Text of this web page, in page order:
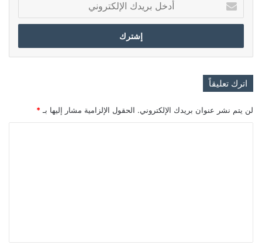
بريدك
الإلكتروني
اترك تعليقاً
لن يتم نشر عنوان بريدك الإلكتروني. الحقول الإلزامية مشار إليها بـ *